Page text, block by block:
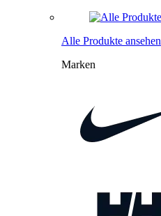
Alle Produkte ansehen
Marken